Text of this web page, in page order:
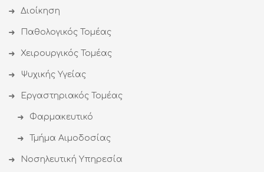
Διοίκηση
Παθολογικός Τομέας
Χειρουργικός Τομέας
Ψυχικής Υγείας
Εργαστηριακός Τομέας
Φαρμακευτικό
Τμήμα Αιμοδοσίας
Νοσηλευτική Υπηρεσία